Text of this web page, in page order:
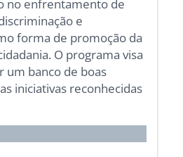
no enfrentamento de
e
forma de promoção da
O programa visa
banco de boas
iniciativas reconhecidas